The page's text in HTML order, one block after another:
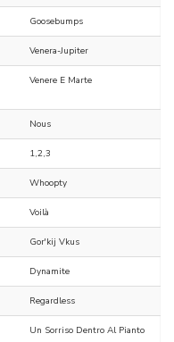
Goosebumps
Venera-Jupiter
Venere E Marte
Nous
1,2,3
Whoopty
Voilà
Gor'kij Vkus
Dynamite
Regardless
Un Sorriso Dentro Al Pianto